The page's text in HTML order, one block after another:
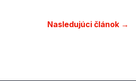
Nasledujúci článok →